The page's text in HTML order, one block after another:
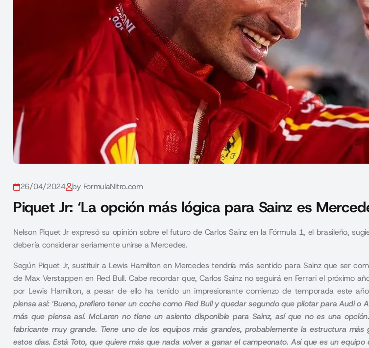
26/04/2024 by FormulaNitro.com
Piquet Jr: ‘La opción más lógica para Sainz es
Nelson Piquet Jr expresó su opinión sobre el futuro de Carlos Sainz en la Fórmula 1, el brasileño,
debería considerar seriamente unirse a Mercedes.
Según Piquet Jr, sustituir a Lewis Hamilton en Mercedes tendría más sentido para Sainz que ser
de Max Verstappen en Red Bull. Cabe recordar que, Carlos Sainz no seguirá en Ferrari el próximo
por Lewis Hamilton, a pesar de ello ha tenido un impresionante comienzo de temporada este
piensa así: ‘Bueno, prefiero tener un coche como Red Bull y quedar segundo que pilotar para Audi o
más que piensa así. McLaren no tiene un asiento disponible para Sainz, así que no es una
fabricante muy grande. Tiene uno de los equipos más grandes, probablemente la estructura
estos días. Está Toto, que quiere más que nada volver a ganar el campeonato. Así que es un equipo